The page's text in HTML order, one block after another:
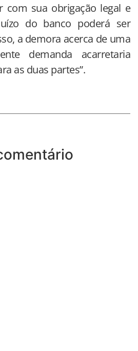
com sua obrigação legal e
do banco poderá ser
a demora acerca de uma
demanda acarretaria
as duas partes”.